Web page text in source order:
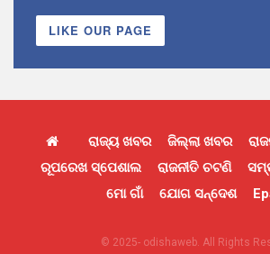
LIKE OUR PAGE
ରାଜ୍ୟ ଖବର ଜିଲ୍ଲା ଖବର
ରୂପରେଖ ସ୍ପେଶାଲ
ରାଜନୀତି ଚଟଣି
ମୋ ଗାଁ
ଯୋଗ ସନ୍ଦେଶ
© 2025- odishaweb. All Rights